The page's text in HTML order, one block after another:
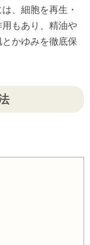
、細胞を再生・
もあり、精油や
かゆみを徹底保